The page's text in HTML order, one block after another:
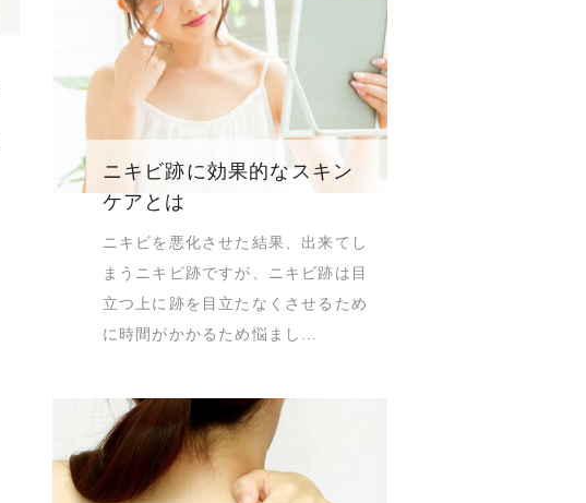
ニキビ跡に効果的なスキン
ケアとは
ニキビを悪化させた結果、出来てし
まうニキビ跡ですが、ニキビ跡は目
立つ上に跡を目立たなくさせるため
に時間がかかるため悩まし…